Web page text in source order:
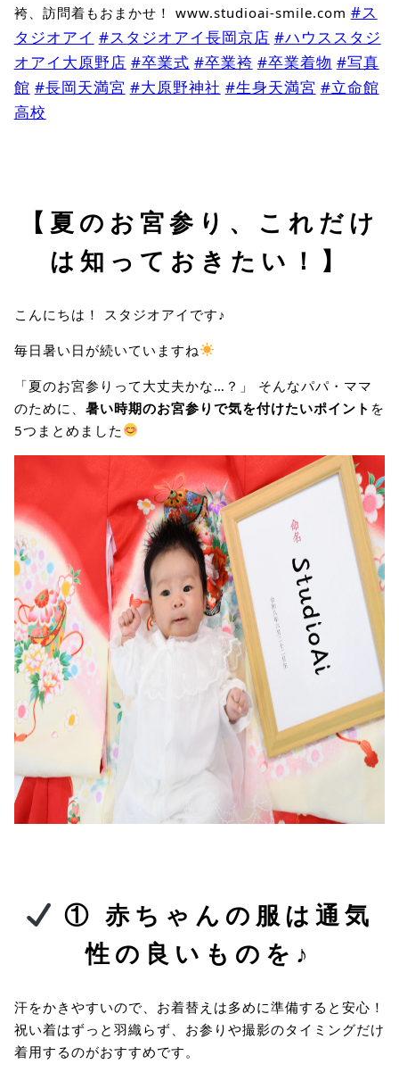
袴、訪問着もおまかせ！ www.studioai-smile.com #ス
タジオアイ #スタジオアイ長岡京店 #ハウススタジ
オアイ大原野店 #卒業式 #卒業袴 #卒業着物 #写真
館 #長岡天満宮 #大原野神社 #生身天満宮 #立命館
高校
【夏のお宮参り、これだけ
は知っておきたい！】
こんにちは！ スタジオアイです♪
毎日暑い日が続いていますね
「夏のお宮参りって大丈夫かな…？」 そんなパパ・ママ
のために、 暑い時期のお宮参りで気を付けたいポイント を
5つまとめました
① 赤ちゃんの服は通気
性の良いものを♪
汗をかきやすいので、お着替えは多めに準備すると安心！
祝い着はずっと羽織らず、お参りや撮影のタイミングだけ
着用するのがおすすめです。